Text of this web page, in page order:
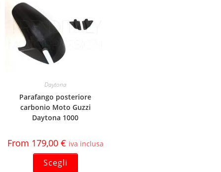
Daytona
Parafango posteriore
carbonio Moto Guzzi
Daytona 1000
From 179,00 € iva inclusa
Scegli